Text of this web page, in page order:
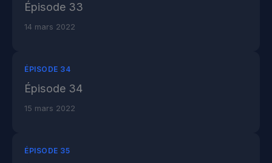
Épisode 33
14 mars 2022
ÉPISODE 34
Épisode 34
15 mars 2022
ÉPISODE 35